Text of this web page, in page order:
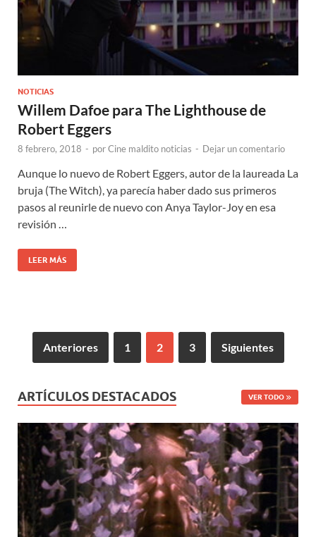
NOTICIAS
Willem Dafoe para The Lighthouse de
Robert Eggers
8 febrero, 2018 - porCine maldito noticias - Dejar un comentario
Aunque lo nuevo de Robert Eggers, autor de la laureada La
bruja (The Witch), ya parecía haber dado sus primeros
pasos al reunirle de nuevo con Anya Taylor-Joy en esa
revisión …
LEER MÁS
Anteriores 1 2 3 Siguientes
ARTÍCULOS DESTACADOS VER TODO